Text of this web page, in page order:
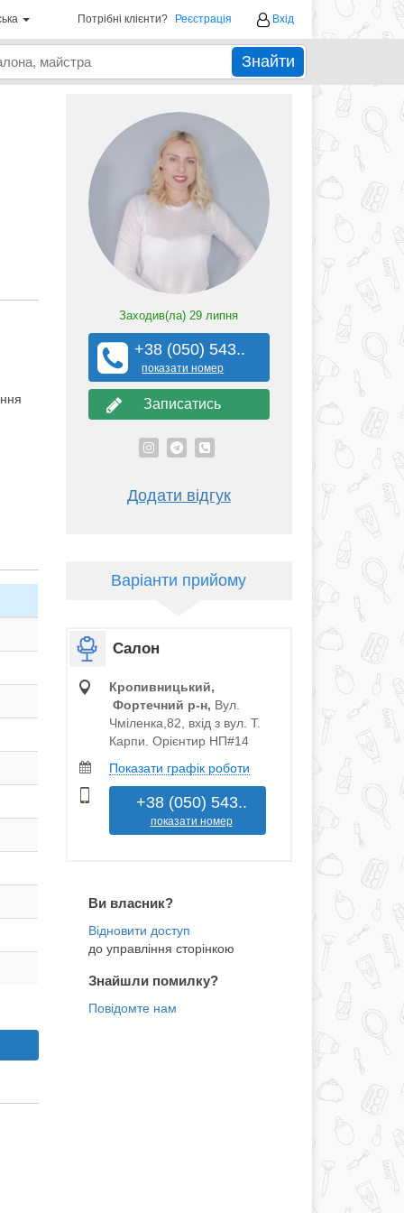
Потрібні клієнти? Реєстрація Вхід
Знайти
Заходив(ла) 29 липня
+38 (050) 543..
показати номер
Записатись
Додати відгук
Варіанти прийому
Салон
Кропивницький,
Фортечний р‑н, Вул.
Чміленка,82, вхід з вул. Т.
Карпи. Орієнтир НП#14
Показати графік роботи
+38 (050) 543..
показати номер
Ви власник?
до управління сторінкою
Знайшли помилку?